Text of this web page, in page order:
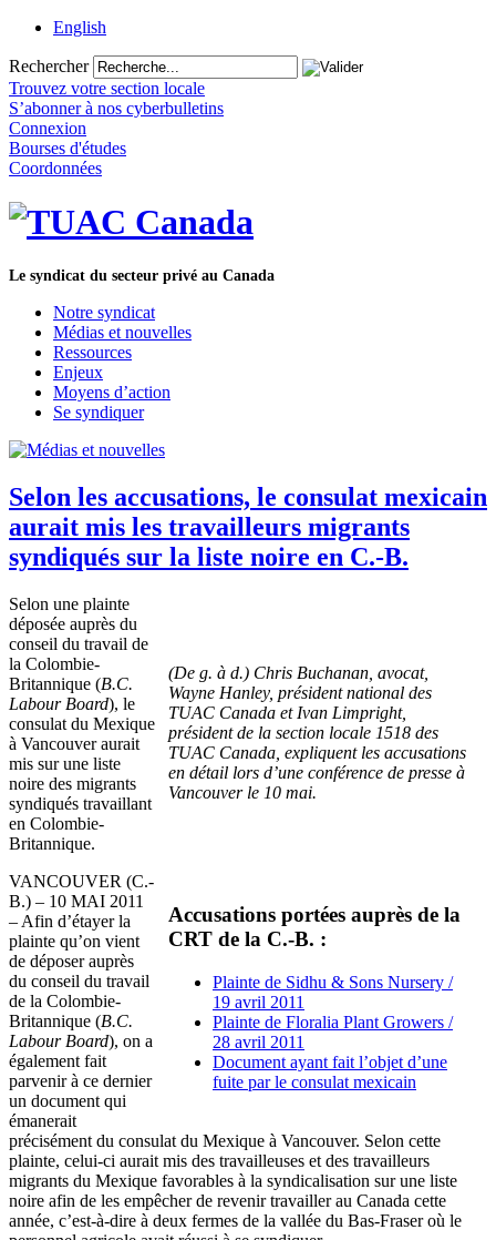
English
Rechercher
Trouvez votre section locale
S’abonner à nos cyberbulletins
Connexion
Bourses d'études
Coordonnées
Le syndicat du secteur privé au Canada
Notre syndicat
Médias et nouvelles
Ressources
Enjeux
Moyens d’action
Se syndiquer
Selon les accusations, le consulat mexicain
aurait mis les travailleurs migrants
syndiqués sur la liste noire en C.-B.
(De g. à d.) Chris Buchanan, avocat,
Wayne Hanley, président national des
TUAC Canada et Ivan Limpright,
président de la section locale 1518 des
TUAC Canada, expliquent les accusations
en détail lors d’une conférence de presse à
Vancouver le 10 mai.
Accusations portées auprès de la
CRT de la C.-B. :
Plainte de Sidhu & Sons Nursery /
19 avril 2011
Plainte de Floralia Plant Growers /
28 avril 2011
Document ayant fait l’objet d’une
fuite par le consulat mexicain
Selon une plainte
déposée auprès du
conseil du travail de
la Colombie-
Britannique (B.C.
Labour Board), le
consulat du Mexique
à Vancouver aurait
mis sur une liste
noire des migrants
syndiqués travaillant
en Colombie-
Britannique.
VANCOUVER (C.-
B.) – 10 MAI 2011
– Afin d’étayer la
plainte qu’on vient
de déposer auprès
du conseil du travail
de la Colombie-
Britannique (B.C.
Labour Board), on a
également fait
parvenir à ce dernier
un document qui
émanerait
précisément du consulat du Mexique à Vancouver. Selon cette
plainte, celui-ci aurait mis des travailleuses et des travailleurs
migrants du Mexique favorables à la syndicalisation sur une liste
noire afin de les empêcher de revenir travailler au Canada cette
année, c’est-à-dire à deux fermes de la vallée du Bas-Fraser où le